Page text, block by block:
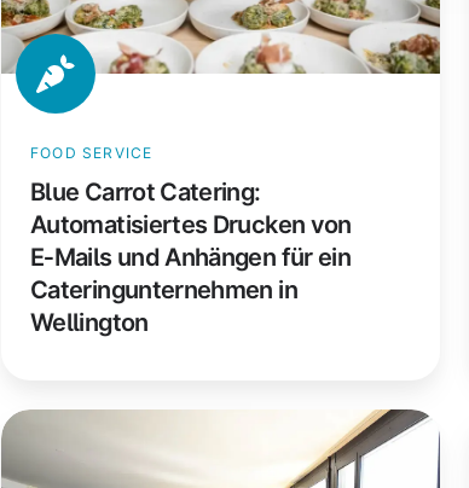
Anhängen
für
ein
Wellington
FOOD SERVICE
Blue Carrot Catering:
Automatisiertes Drucken von
E‑Mails und Anhängen für ein
Cateringunternehmen in
Wellington
Coworking